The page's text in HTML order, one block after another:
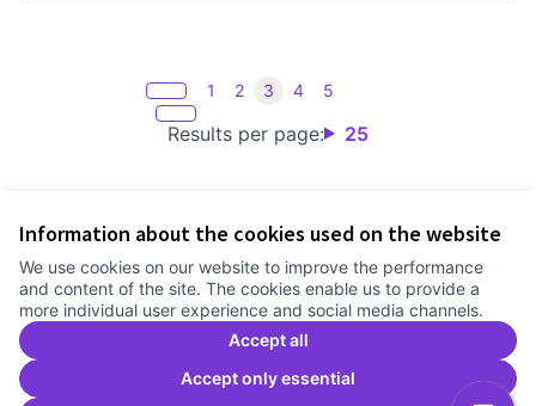
Information about the cookies used on the website
We use cookies on our website to improve the performance
and content of the site. The cookies enable us to provide a
more individual user experience and social media channels.
Accept all
Accept only essential
Results per page: 25
1 2 3 4 5
Cookie settings
Comunitat Canòdrom at Facebook
(External link)
Comunitat Canòdrom at Instagram
(External link)
Comunitat Canòdrom at YouTube
(External link)
English
Triar la llenguaElegir el idiomaChoose language